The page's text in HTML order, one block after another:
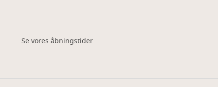
Se vores åbningstider